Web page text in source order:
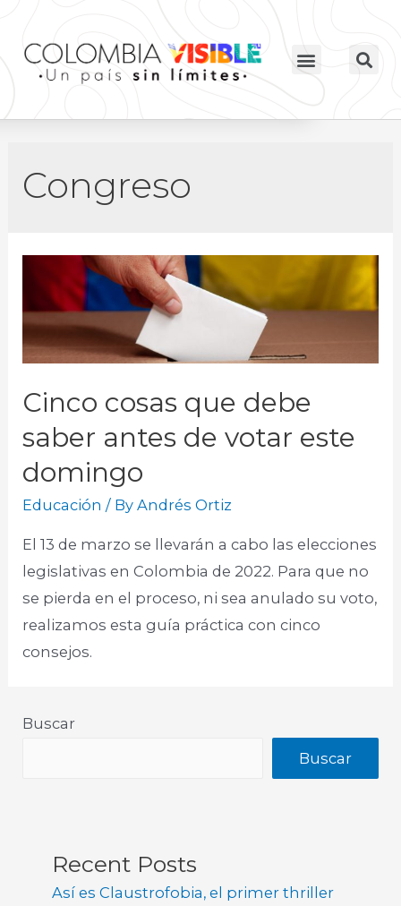
Congreso
Cinco cosas que debe
saber antes de votar este
domingo
Educación / ByAndrés Ortiz
El 13 de marzo se llevarán a cabo las elecciones
legislativas en Colombia de 2022. Para que no
se pierda en el proceso, ni sea anulado su voto,
realizamos esta guía práctica con cinco
consejos.
Buscar
Buscar
Recent Posts
Así es Claustrofobia, el primer thriller